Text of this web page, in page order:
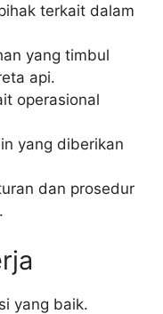
terkait dalam
yang timbul
api.
operasional
yang diberikan
dan prosedur
yang baik.